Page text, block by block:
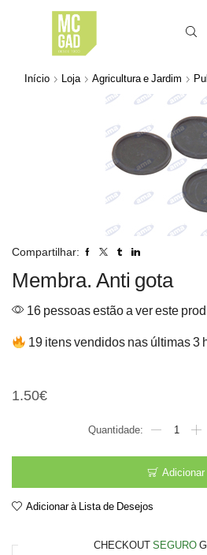
Início Loja Agricultura e Jardim
Compartilhar:
Membra. Anti gota
16 pessoas estão a ver este
19 itens vendidos nas últimas 3
1.50€
gotaAdicionar
Adicionar à Lista de Desejos
CHECKOUTSEGURO